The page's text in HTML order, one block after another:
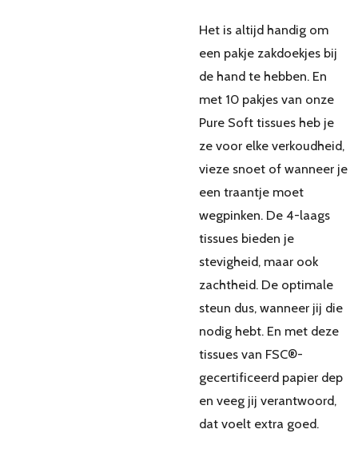
Het is altijd handig om
een pakje zakdoekjes bij
de hand te hebben. En
met 10 pakjes van onze
Pure Soft tissues heb je
ze voor elke verkoudheid,
vieze snoet of wanneer je
een traantje moet
wegpinken. De 4-laags
tissues bieden je
stevigheid, maar ook
zachtheid. De optimale
steun dus, wanneer jij die
nodig hebt. En met deze
tissues van FSC®-
gecertificeerd papier dep
en veeg jij verantwoord,
dat voelt extra goed.